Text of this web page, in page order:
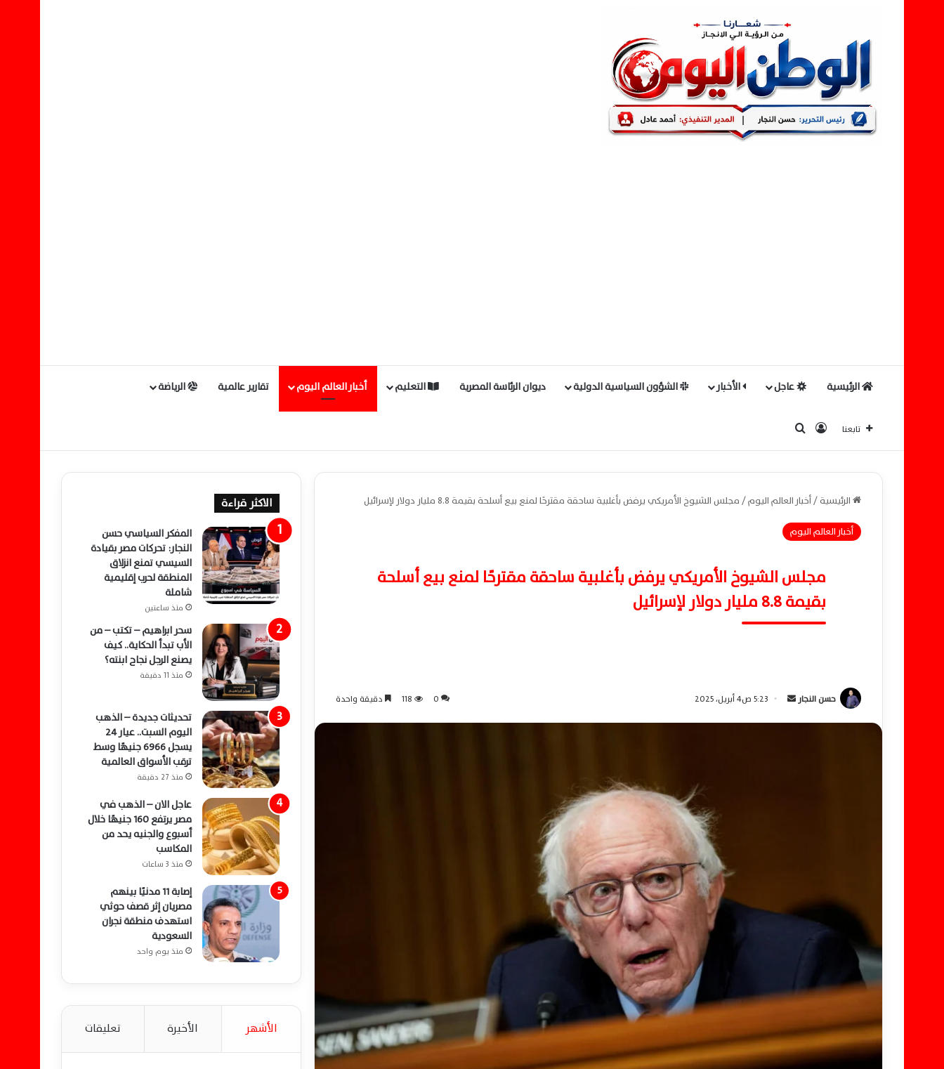
الرئيسية عاجل الأخبار الشؤون السياسية الدولية ديوان الرئاسة المصرية التعليم أخبار العالم اليوم تقارير عالمية الرياضة
تابعنا تسجيل الدخول
الرئيسية/أخبار العالم اليوم/مجلس الشيوخ الأمريكي يرفض بأغلبية ساحقة مقترحًا لمنع بيع أسلحة بقيمة 8.8 مليار دولار لإسرائيل
أخبار العالم اليوم
مجلس الشيوخ الأمريكي يرفض بأغلبية ساحقة مقترحًا لمنع بيع أسلحة
بقيمة 8.8 مليار دولار لإسرائيل
حسن النجار
ر
5:23 ص4 أبريل، 2025 0
118 دقيقة واحدة
الاكثر قراءة
المفكر السياسي حسن
النجار: تحركات مصر بقيادة
السيسي تمنع انزلاق
المنطقة لحرب إقليمية
شاملة
منذ ساعتين
سحر ابراهيم – تكتب – من
الأب تبدأ الحكاية.. كيف
يصنع الرجل نجاح ابنته؟
منذ 11 دقيقة
تحديثات جديدة – الذهب
اليوم السبت.. عيار 24
يسجل 6966 جنيهًا وسط
ترقب الأسواق العالمية
منذ 27 دقيقة
عاجل الان – الذهب في
مصر يرتفع 160 جنيهًا خلال
أسبوع والجنيه يحد من
المكاسب
منذ 3 ساعات
إصابة 11 مدنيًا بينهم
مصريان إثر قصف حوثي
استهدف منطقة نجران
السعودية
منذ يوم واحد
الأشهر الأخيرة تعليقات